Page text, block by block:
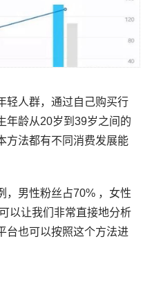
轻人群，通过自己购买行
年龄从20岁到39岁之间的
方法都有不同消费发展能
，男性粉丝占70% ，女性
以让我们非常直接地分析
台也可以按照这个方法进